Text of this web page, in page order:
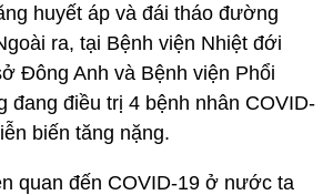
huyết áp và đái tháo đường
ra, tại Bệnh viện Nhiệt đới
Đông Anh và Bệnh viện Phổi
đang điều trị 4 bệnh nhân COVID-
biến tăng nặng.
quan đến COVID-19 ở nước ta